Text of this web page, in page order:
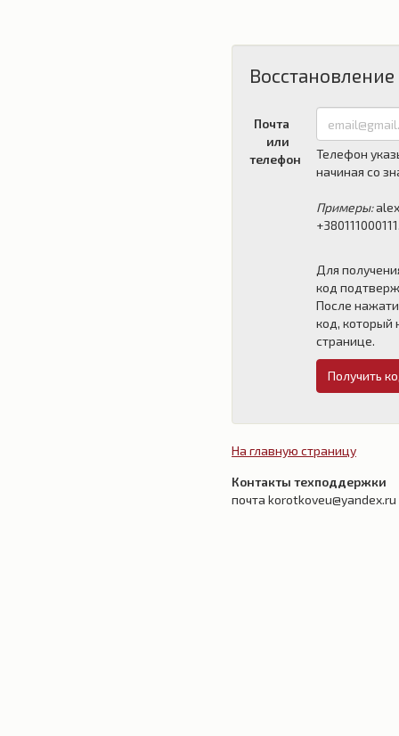
Почта
или
телефон
Телефон
начиная со
Примеры:
Для
код
После
код, который
странице.
Получить
На главную страницу
Контакты техподдержки
почта korotkoveu@yandex.ru